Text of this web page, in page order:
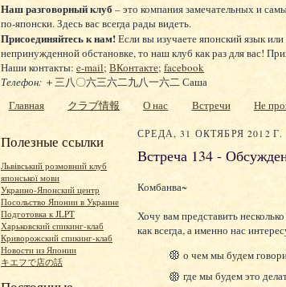
Наш разговорный клуб – это компания замечательных и
по-японски. Здесь вас всегда рады видеть.
Присоединяйтесь к нам!Если вы изучаете японский язык
непринужденной обстановке, то наш клуб как раз для вас!
Наши контакты: e-mail; ВКонтакте; facebook
Телефон: ＋三八〇六三六二九八一六二 Саша
Главная
クラブ情報 О нас Встречи Не
Полезные ссылки
Львівський розмовний клуб
японської мови
Украино-Японский центр
Посольство Японии в Украине
Подготовка к JLPT
Харьковский спикинг-клаб
Криворожский спикинг-клаб
Новости из Японии
キエフで店の話
СРЕДА, 31 ОКТЯБРЯ 2012 Г.
Встреча 134 -
Комбанва~
Хочу вам представить
как всегда, а именно нас
о чем мы будем
где мы будем это